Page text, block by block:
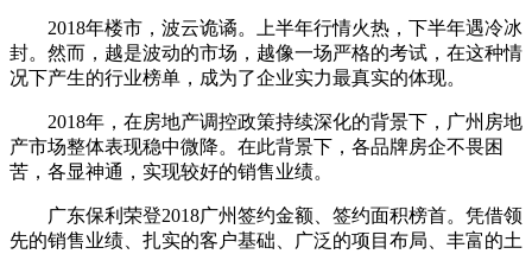
2018年楼市，波云诡谲。上半年行情火热，下半年遇冷冰
封。然而，越是波动的市场，越像一场严格的考试，在这种情
况下产生的行业榜单，成为了企业实力最真实的体现。
2018年，在房地产调控政策持续深化的背景下，广州房地
产市场整体表现稳中微降。在此背景下，各品牌房企不畏困
苦，各显神通，实现较好的销售业绩。
广东保利荣登2018广州签约金额、签约面积榜首。凭借领
先的销售业绩、扎实的客户基础、广泛的项目布局、丰富的土